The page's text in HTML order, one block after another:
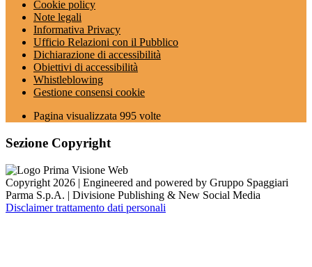
Cookie policy
Note legali
Informativa Privacy
Ufficio Relazioni con il Pubblico
Dichiarazione di accessibilità
Obiettivi di accessibilità
Whistleblowing
Gestione consensi cookie
Pagina visualizzata 995 volte
Sezione Copyright
Copyright 2026 | Engineered and powered by Gruppo Spaggiari
Parma S.p.A. | Divisione Publishing & New Social Media
Disclaimer trattamento dati personali